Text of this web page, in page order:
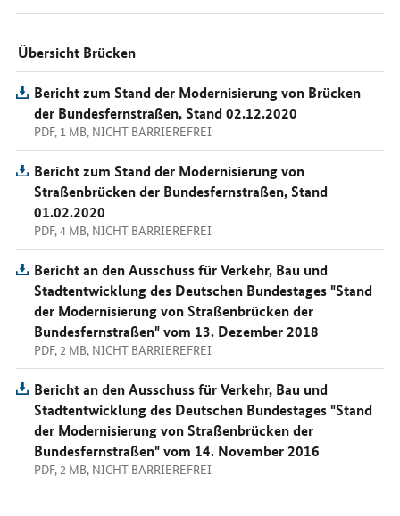
Übersicht Brücken
Bericht zum Stand der Modernisierung von Brücken
der Bundesfernstraßen, Stand 02.12.2020
PDF, 1 MB, NICHT BARRIEREFREI
Bericht zum Stand der Modernisierung von
Straßenbrücken der Bundesfernstraßen, Stand
01.02.2020
PDF, 4 MB, NICHT BARRIEREFREI
Bericht an den Ausschuss für Verkehr, Bau und
Stadtentwicklung des Deutschen Bundestages "Stand
der Modernisierung von Straßenbrücken der
Bundesfernstraßen" vom 13. Dezember 2018
PDF, 2 MB, NICHT BARRIEREFREI
Bericht an den Ausschuss für Verkehr, Bau und
Stadtentwicklung des Deutschen Bundestages "Stand
der Modernisierung von Straßenbrücken der
Bundesfernstraßen" vom 14. November 2016
PDF, 2 MB, NICHT BARRIEREFREI